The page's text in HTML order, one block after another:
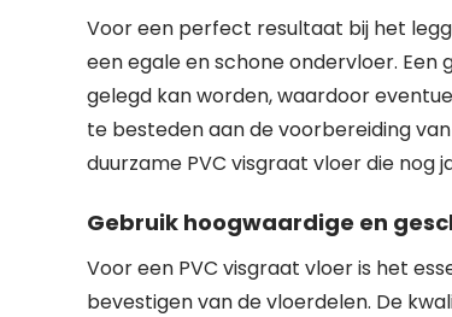
Voor een perfect resultaat bij het
een egale en schone ondervloer.
gelegd kan worden, waardoor
te besteden aan de voorbereiding
duurzame PVC visgraat vloer die nog
Gebruik hoogwaardige en
Voor een PVC visgraat vloer is het
bevestigen van de vloerdelen. De